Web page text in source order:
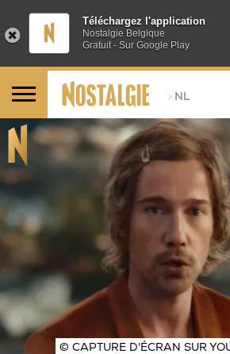
Téléchargez l'application
Nostalgie Belgique
Gratuit - Sur Google Play
> NL
© CAPTURE D'ÉCRAN SUR